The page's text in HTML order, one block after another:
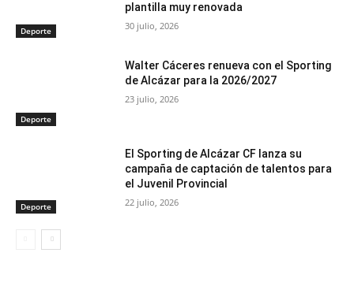
Deporte
plantilla muy renovada
30 julio, 2026
Deporte
Walter Cáceres renueva con el Sporting
de Alcázar para la 2026/2027
23 julio, 2026
Deporte
El Sporting de Alcázar CF lanza su
campaña de captación de talentos para
el Juvenil Provincial
22 julio, 2026